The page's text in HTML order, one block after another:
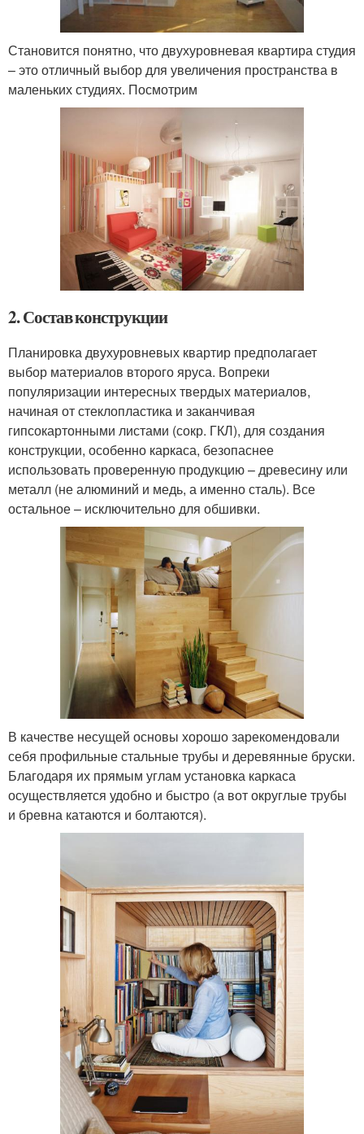
Становится понятно, что двухуровневая квартира студия
– это отличный выбор для увеличения пространства в
маленьких студиях. Посмотрим
2. Состав конструкции
Планировка двухуровневых квартир предполагает
выбор материалов второго яруса. Вопреки
популяризации интересных твердых материалов,
начиная от стеклопластика и заканчивая
гипсокартонными листами (сокр. ГКЛ), для создания
конструкции, особенно каркаса, безопаснее
использовать проверенную продукцию – древесину или
металл (не алюминий и медь, а именно сталь). Все
остальное – исключительно для обшивки.
В качестве несущей основы хорошо зарекомендовали
себя профильные стальные трубы и деревянные бруски.
Благодаря их прямым углам установка каркаса
осуществляется удобно и быстро (а вот округлые трубы
и бревна катаются и болтаются).